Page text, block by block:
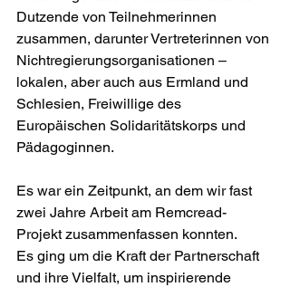
Dutzende von Teilnehmerinnen
zusammen, darunter Vertreterinnen von
Nichtregierungsorganisationen –
lokalen, aber auch aus Ermland und
Schlesien, Freiwillige des
Europäischen Solidaritätskorps und
Pädagoginnen.
Es war ein Zeitpunkt, an dem wir fast
zwei Jahre Arbeit am Remcread-
Projekt zusammenfassen konnten.
Es ging um die Kraft der Partnerschaft
und ihre Vielfalt, um inspirierende